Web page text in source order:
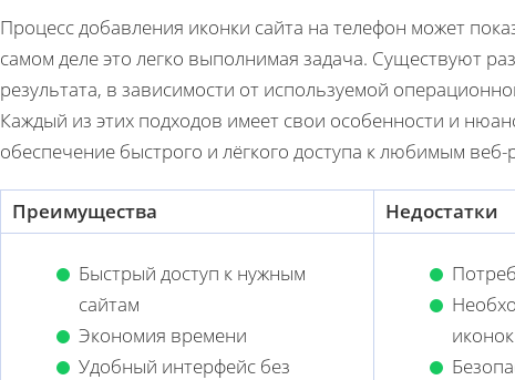
Процесс добавления иконки сайта на телефон может
самом деле это легко выполнимая задача. Существуют
результата, в зависимости от используемой
Каждый из этих подходов имеет свои особенности и
обеспечение быстрого и лёгкого доступа к любимым веб-
Преимущества Недостатки
Быстрый доступ к нужным
сайтам
Экономия времени
Удобный интерфейс без
иконок